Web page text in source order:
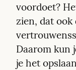
voordoet?
zien, dat
Daarom kun
je het